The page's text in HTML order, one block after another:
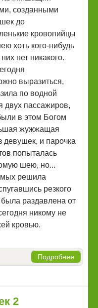
созданными
до
кровопийцы
хоть кого-нибудь
нет никакого.
выразиться,
по водной
двух пассажиров,
в этом Богом
жужжащая
девушек, и парочка
попыталась
шею, но...
решила
резкого
раздавлена от
никому не
кровью.
Подробнее
2